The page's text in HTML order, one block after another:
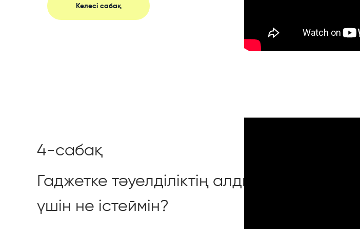
Келесі сабақ
4-сабақ
Гаджетке тәуелділіктің алдын алу
үшін не істеймін?